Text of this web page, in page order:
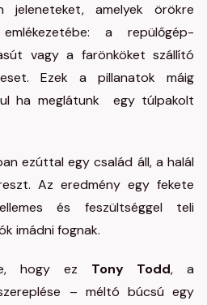
amelyek örökre
a repülőgép-
vagy a farönköket szállító
Ezek a pillanatok máig
ha meglátunk egy túlpakolt
ezúttal egy család áll, a halál
Az eredmény egy fekete
és feszültséggel teli
imádni fognak.
hogy ez Tony Todd, a
– méltó búcsú egy